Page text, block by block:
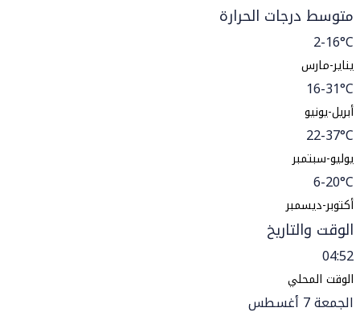
متوسط درجات الحرارة
2-16°C
يناير-مارس
16-31°C
أبريل-يونيو
22-37°C
يوليو-سبتمبر
6-20°C
أكتوبر-ديسمبر
الوقت والتاريخ
04:52
الوقت المحلي
الجمعة 7 أغسطس